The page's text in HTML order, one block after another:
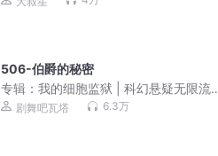
506-伯爵的秘密
专辑： 我的细胞监狱 | 科幻悬疑无限流 |
3D精品多人剧
剧舞吧瓦塔 6.3万